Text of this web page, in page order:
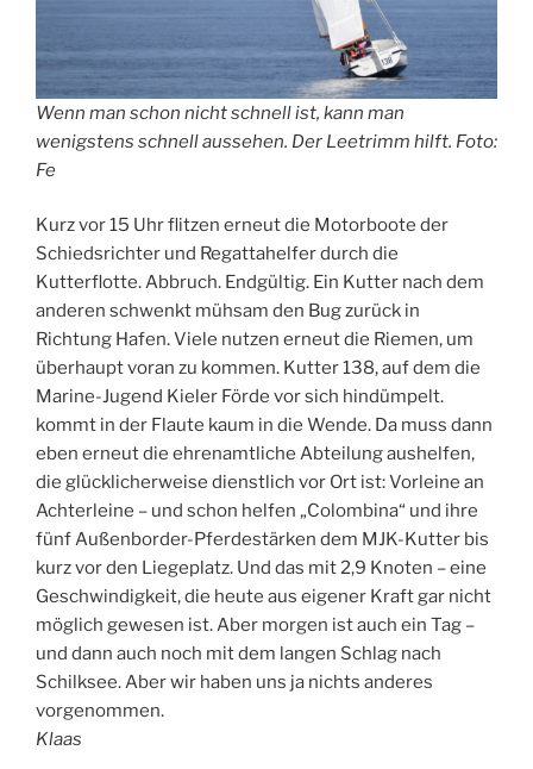
Wenn man schon nicht schnell ist, kann man
wenigstens schnell aussehen. Der Leetrimm hilft. Foto:
Fe
Kurz vor 15 Uhr flitzen erneut die Motorboote der
Schiedsrichter und Regattahelfer durch die
Kutterflotte. Abbruch. Endgültig. Ein Kutter nach dem
anderen schwenkt mühsam den Bug zurück in
Richtung Hafen. Viele nutzen erneut die Riemen, um
überhaupt voran zu kommen. Kutter 138, auf dem die
Marine-Jugend Kieler Förde vor sich hindümpelt.
kommt in der Flaute kaum in die Wende. Da muss dann
eben erneut die ehrenamtliche Abteilung aushelfen,
die glücklicherweise dienstlich vor Ort ist: Vorleine an
Achterleine – und schon helfen „Colombina“ und ihre
fünf Außenborder-Pferdestärken dem MJK-Kutter bis
kurz vor den Liegeplatz. Und das mit 2,9 Knoten – eine
Geschwindigkeit, die heute aus eigener Kraft gar nicht
möglich gewesen ist. Aber morgen ist auch ein Tag –
und dann auch noch mit dem langen Schlag nach
Schilksee. Aber wir haben uns ja nichts anderes
vorgenommen.
Klaas